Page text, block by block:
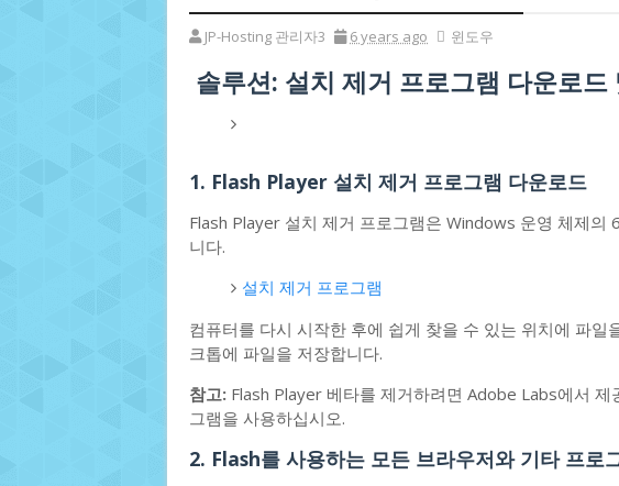
JP-Hosting 관리자3 6 years ago 윈도우
솔루션: 설치 제거 프로그램 다운로드
1. Flash Player 설치 제거 프로그램 다운로드
Flash Player 설치 제거 프로그램은 Windows 운영 체제의
니다.
설치 제거 프로그램
컴퓨터를 다시 시작한 후에 쉽게 찾을 수 있는 위치에 파
크톱에 파일을 저장합니다.
참고: Flash Player 베타를 제거하려면 Adobe Labs에서
그램을 사용하십시오.
2. Flash를 사용하는 모든 브라우저와 기타 프로